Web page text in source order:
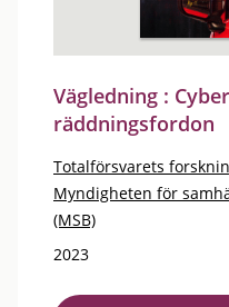
Vägledning :
räddningsfordon
Totalförsvarets
Myndigheten för
(MSB)
2023